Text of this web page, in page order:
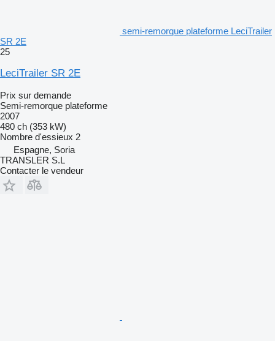
semi-remorque plateforme LeciTrailer
SR 2E
25
LeciTrailer SR 2E
Prix sur demande
Semi-remorque plateforme
2007
480 ch (353 kW)
Nombre d'essieux 2
Espagne, Soria
TRANSLER S.L
Contacter le vendeur